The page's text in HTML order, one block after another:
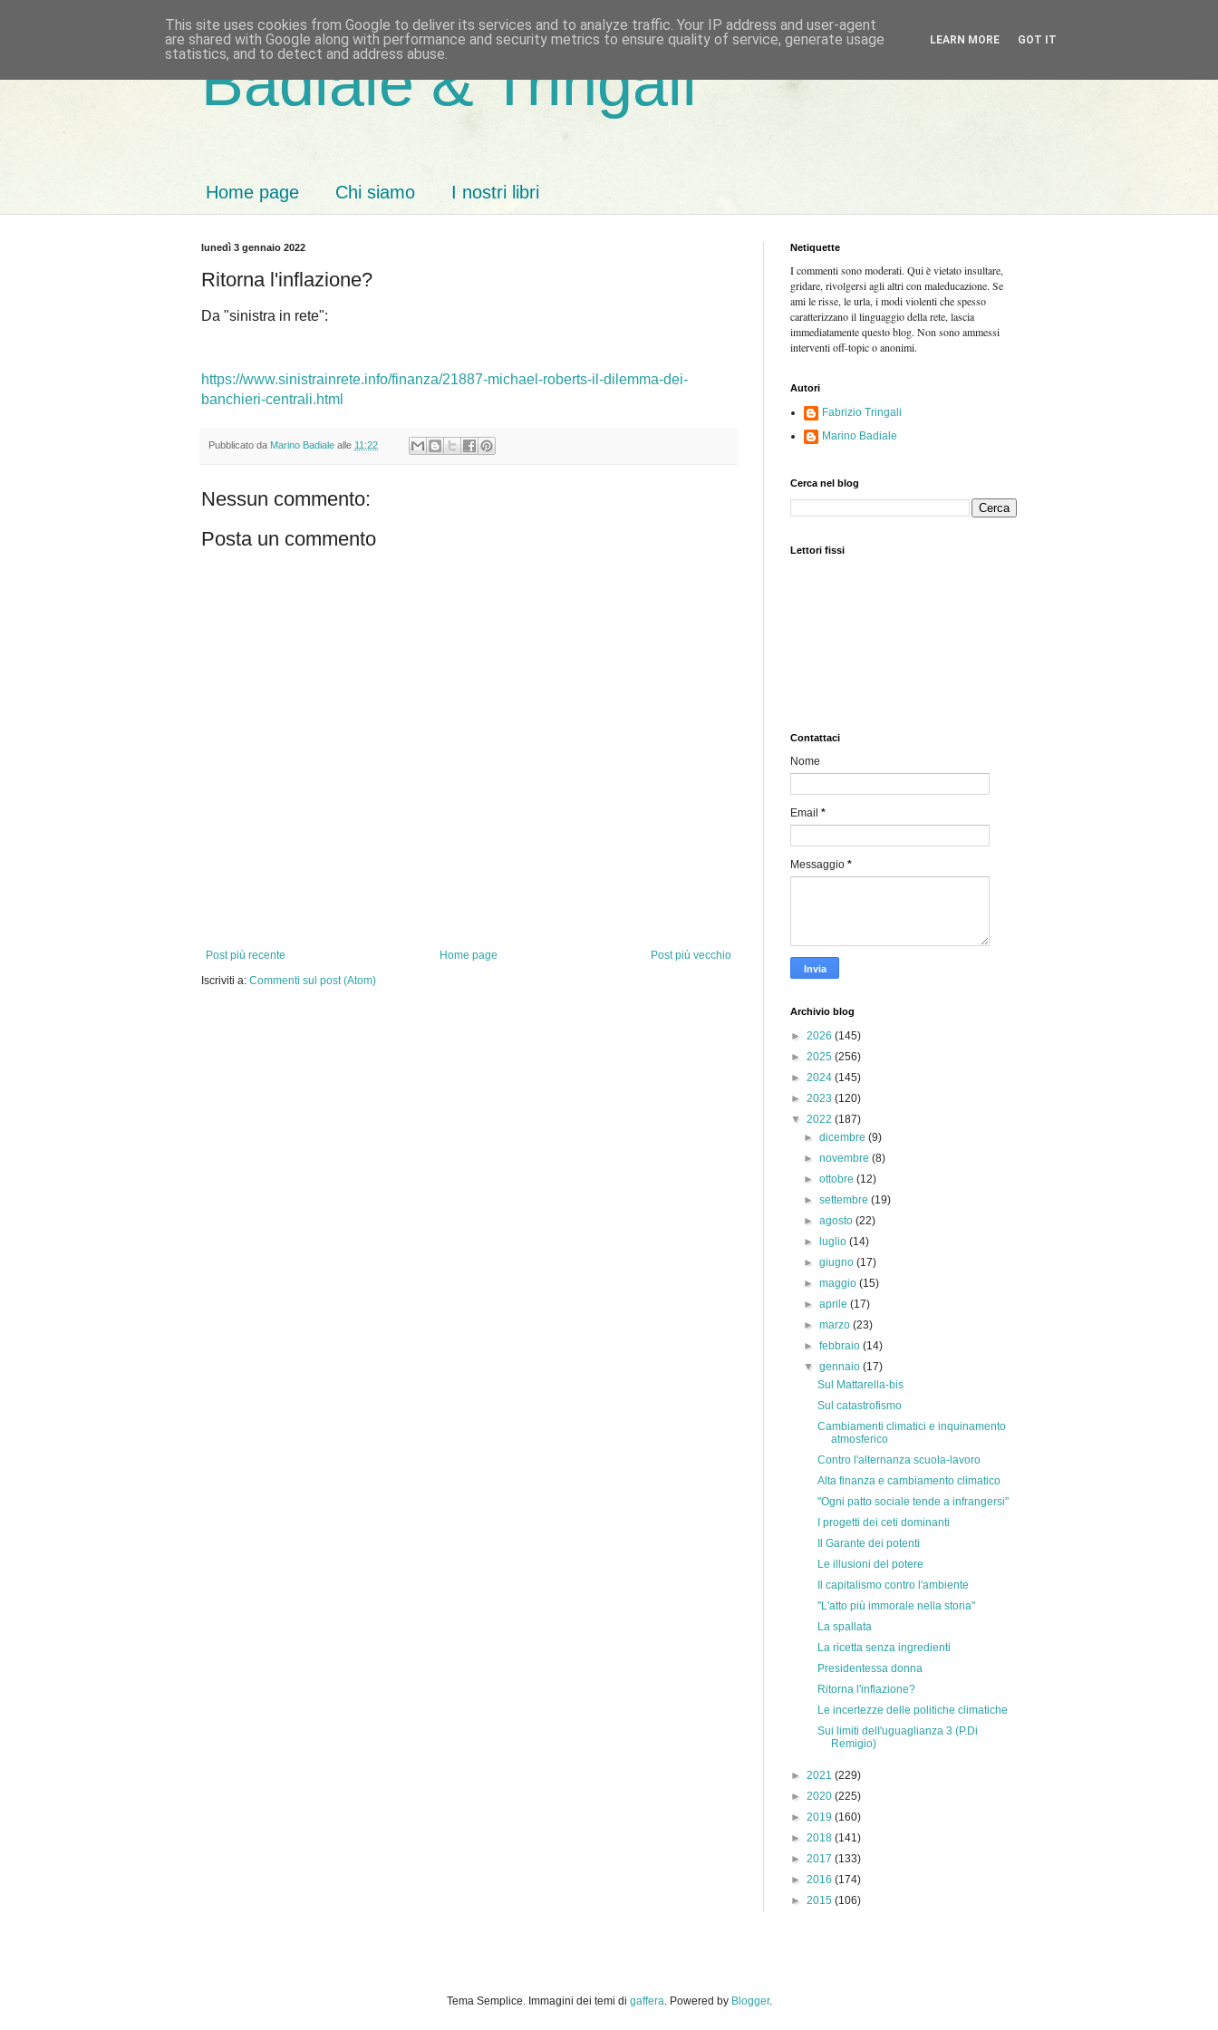
Badiale & Tringali
Home page Chi siamo I nostri libri
lunedì 3 gennaio 2022
Ritorna l'inflazione?
Da "sinistra in rete":
https://www.sinistrainrete.info/finanza/21887-michael-roberts-il-dilemma-dei-
banchieri-centrali.html
Pubblicato da Marino Badiale alle 11:22
Nessun commento:
Posta un commento
Post più recente Post più vecchio
Home page
Iscriviti a: Commenti sul post (Atom)
Netiquette
I commenti sono moderati. Qui è vietato insultare,
gridare, rivolgersi agli altri con maleducazione. Se
ami le risse, le urla, i modi violenti che spesso
caratterizzano il linguaggio della rete, lascia
immediatamente questo blog. Non sono ammessi
interventi off-topic o anonimi.
Autori
Fabrizio Tringali
Marino Badiale
Cerca nel blog
Lettori fissi
Contattaci
Nome
Email *
Messaggio *
Archivio blog
► 2026 (145)
► 2025 (256)
► 2024 (145)
► 2023 (120)
▼ 2022 (187)
►dicembre(9)
►novembre(8)
►ottobre(12)
►settembre(19)
►agosto(22)
►
luglio(14)
►giugno(17)
►maggio(15)
►aprile(17)
►marzo(23)
►febbraio(14)
▼gennaio(17)
Sul Mattarella-bis
Sul catastrofismo
Cambiamenti climatici e inquinamento
atmosferico
Contro l'alternanza scuola-lavoro
Alta finanza e cambiamento climatico
"Ogni patto sociale tende a infrangersi"
I progetti dei ceti dominanti
Il Garante dei potenti
Le illusioni del potere
Il capitalismo contro l'ambiente
"L'atto più immorale nella storia"
La spallata
La ricetta senza ingredienti
Presidentessa donna
Ritorna l'inflazione?
Le incertezze delle politiche climatiche
Sui limiti dell'uguaglianza 3 (P.Di
Remigio)
► 2021 (229)
► 2020 (225)
► 2019 (160)
► 2018 (141)
► 2017 (133)
► 2016 (174)
► 2015 (106)
Tema Semplice. Immagini dei temi di gaffera. Powered by Blogger.
This site uses cookies from Google to deliver its services and to analyze traffic. Your IP address and user-agent
are shared with Google along with performance and security metrics to ensure quality of service, generate usage
statistics, and to detect and address abuse.
LEARN MORE GOT IT